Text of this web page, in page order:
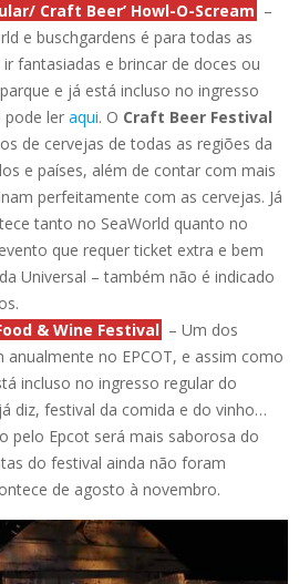
Craft Beer’ Howl-O-Scream –
e buschgardens é para todas as
fantasiadas e brincar de doces ou
e já está incluso no ingresso
pode ler aqui. O Craft Beer Festival
de cervejas de todas as regiões da
e países, além de contar com mais
perfeitamente com as cervejas. Já
tanto no SeaWorld quanto no
que requer ticket extra e bem
Universal – também não é indicado
& Wine Festival – Um dos
no EPCOT, e assim como
incluso no ingresso regular do
diz, festival da comida e do vinho…
pelo Epcot será mais saborosa do
do festival ainda não foram
de agosto à novembro.